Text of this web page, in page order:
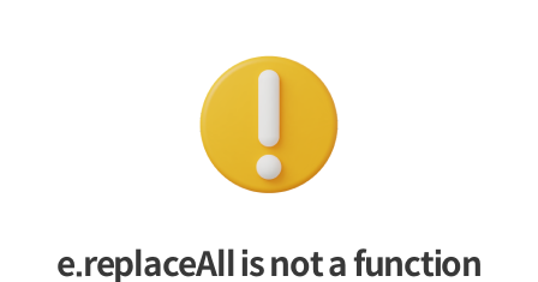
e.replaceAll is not a function